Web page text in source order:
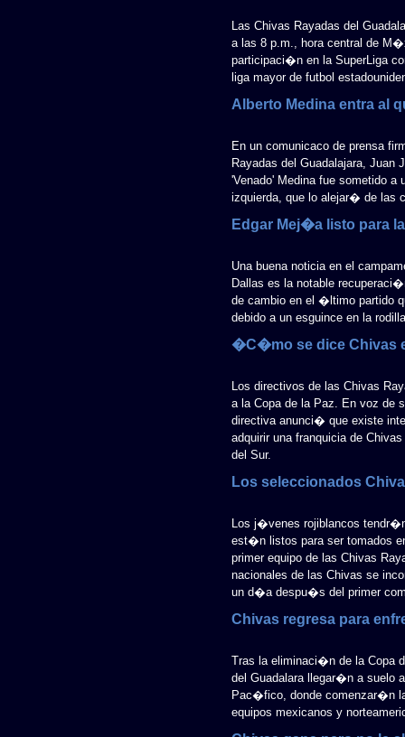
Las Chivas Rayadas del
a las 8 p.m., hora central de
participaci�n en la SuperLiga
liga mayor de futbol
Alberto Medina entra al
En un comunicaco de prensa
Rayadas del Guadalajara,
'Venado' Medina fue sometido
izquierda, que lo alejar� de las
Edgar Mej�a listo para
Una buena noticia en el
Dallas es la notable
de cambio en el �ltimo partido
debido a un esguince en la
�C�mo se dice Chivas
Los directivos de las Chivas
a la Copa de la Paz. En voz de
directiva anunci� que existe
adquirir una franquicia de
del Sur.
Los seleccionados
Los j�venes rojiblancos
est�n listos para ser tomados
primer equipo de las Chivas
nacionales de las Chivas se
un d�a despu�s del primer
Chivas regresa para
Tras la eliminaci�n de la Copa
del Guadalara llegar�n a suelo
Pac�fico, donde comenzar�n
equipos mexicanos y